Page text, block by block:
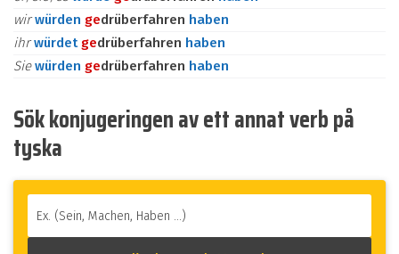
wirwürden gedrüberfahren haben
ihrwürdet gedrüberfahren haben
Siewürden gedrüberfahren haben
Sök konjugeringen av ett annat verb på
tyska